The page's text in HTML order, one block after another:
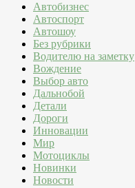
Автобизнес
Автоспорт
Автошоу
Без рубрики
Водителю на заметку
Вождение
Выбор авто
Дальнобой
Детали
Дороги
Инновации
Мир
Мотоциклы
Новинки
Новости